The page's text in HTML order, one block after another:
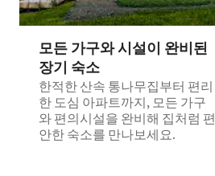
모든 가구와 시설이 완비된
장기 숙소
한적한 산속 통나무집부터 편리
한 도심 아파트까지, 모든 가구
와 편의시설을 완비해 집처럼 편
안한 숙소를 만나보세요.